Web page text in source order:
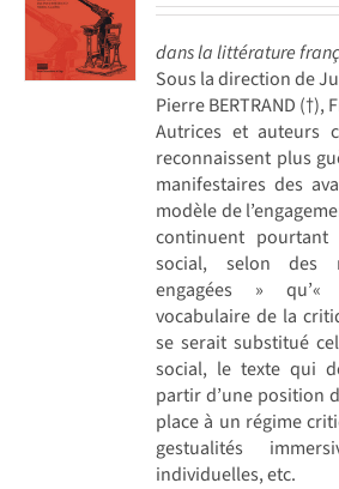
dans la littérature
Sous la direction de
Pierre BERTRAND (†),
Autrices et auteurs
reconnaissent plus
manifestaires des
modèle de
continuent
social, selon des
engagées »
vocabulaire de la
se serait substitué
social, le texte qui
partir d’une position
place à un régime
gestualités
individuelles, etc.